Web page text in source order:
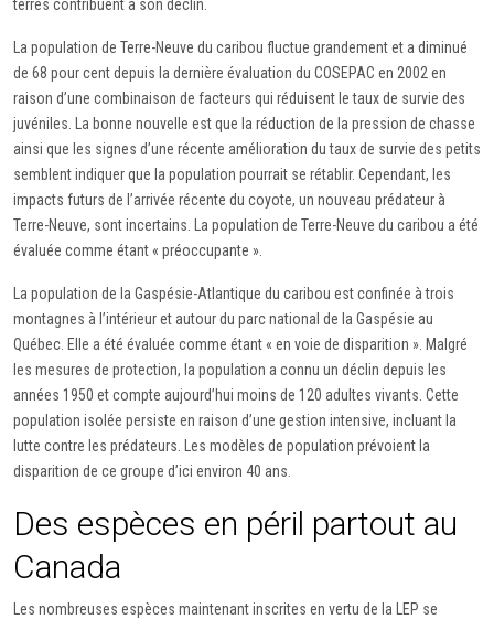
terres contribuent à son déclin.
La population de Terre-Neuve du caribou fluctue grandement et a diminué
de 68 pour cent depuis la dernière évaluation du COSEPAC en 2002 en
raison d’une combinaison de facteurs qui réduisent le taux de survie des
juvéniles. La bonne nouvelle est que la réduction de la pression de chasse
ainsi que les signes d’une récente amélioration du taux de survie des petits
semblent indiquer que la population pourrait se rétablir. Cependant, les
impacts futurs de l’arrivée récente du coyote, un nouveau prédateur à
Terre-Neuve, sont incertains. La population de Terre-Neuve du caribou a été
évaluée comme étant « préoccupante ».
La population de la Gaspésie-Atlantique du caribou est confinée à trois
montagnes à l’intérieur et autour du parc national de la Gaspésie au
Québec. Elle a été évaluée comme étant « en voie de disparition ». Malgré
les mesures de protection, la population a connu un déclin depuis les
années 1950 et compte aujourd’hui moins de 120 adultes vivants. Cette
population isolée persiste en raison d’une gestion intensive, incluant la
lutte contre les prédateurs. Les modèles de population prévoient la
disparition de ce groupe d’ici environ 40 ans.
Des espèces en péril partout au
Canada
Les nombreuses espèces maintenant inscrites en vertu de la LEP se